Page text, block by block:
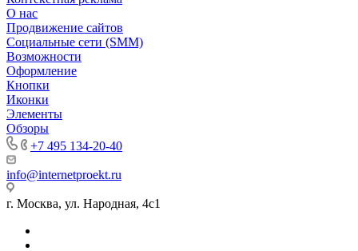
О нас
Продвижение сайтов
Социальные сети (SMM)
Возможности
Оформление
Кнопки
Иконки
Элементы
Обзоры
+7 495 134-20-40
info@internetproekt.ru
г. Москва, ул. Народная, 4с1